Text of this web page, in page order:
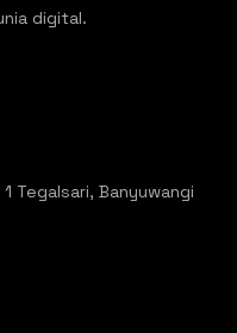
digital.
Tegalsari, Banyuwangi